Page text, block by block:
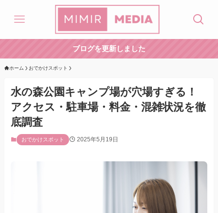
ブログを更新しました
ホーム おでかけスポット
水の森公園キャンプ場が穴場すぎる！
アクセス・駐車場・料金・混雑状況を徹
底調査
おでかけスポット 2025年5月19日